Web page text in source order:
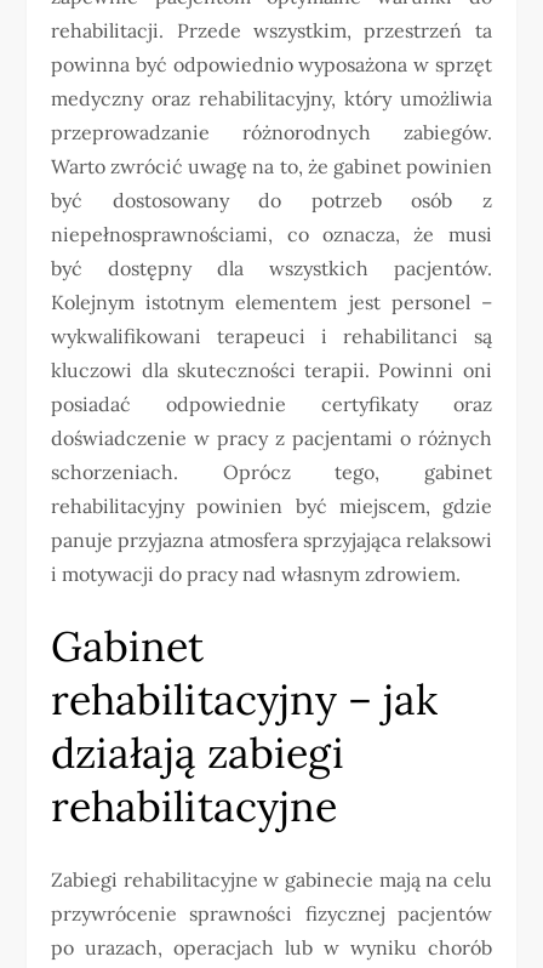
rehabilitacji. Przede wszystkim, przestrzeń ta
powinna być odpowiednio wyposażona w sprzęt
medyczny oraz rehabilitacyjny, który umożliwia
przeprowadzanie różnorodnych zabiegów.
Warto zwrócić uwagę na to, że gabinet powinien
być dostosowany do potrzeb osób z
niepełnosprawnościami, co oznacza, że musi
być dostępny dla wszystkich pacjentów.
Kolejnym istotnym elementem jest personel –
wykwalifikowani terapeuci i rehabilitanci są
kluczowi dla skuteczności terapii. Powinni oni
posiadać odpowiednie certyfikaty oraz
doświadczenie w pracy z pacjentami o różnych
schorzeniach. Oprócz tego, gabinet
rehabilitacyjny powinien być miejscem, gdzie
panuje przyjazna atmosfera sprzyjająca relaksowi
i motywacji do pracy nad własnym zdrowiem.
Gabinet
rehabilitacyjny – jak
działają zabiegi
rehabilitacyjne
Zabiegi rehabilitacyjne w gabinecie mają na celu
przywrócenie sprawności fizycznej pacjentów
po urazach, operacjach lub w wyniku chorób